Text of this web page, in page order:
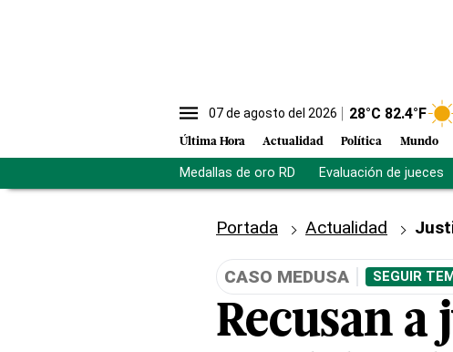
07 de agosto del 2026 28°C 82.4°F
Última Hora Actualidad Política Mundo
Medallas de oro RD Evaluación de jueces
Portada Actualidad
CASO MEDUSA SEGUIR
Recusan